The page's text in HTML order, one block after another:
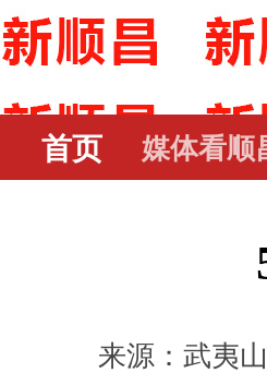
首页 媒体看顺
来源：武夷